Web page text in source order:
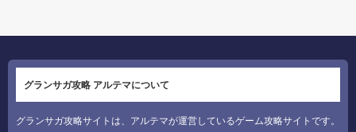
グランサガ攻略 アルテマについて
グランサガ攻略サイトは、アルテマが運営しているゲーム攻略サイトです。